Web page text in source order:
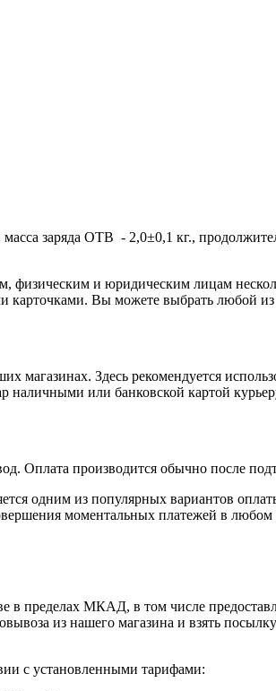
заряда ОТВ - 2,0±0,1 кг.,
физическим и юридическим лицам
карточками. Вы можете выбрать любой
магазинах. Здесь рекомендуется
наличными или банковской картой
Оплата производится обычно после
одним из популярных вариантов
моментальных платежей в любом
в пределах МКАД, в том числе
из нашего магазина и взять
с установленными тарифами: